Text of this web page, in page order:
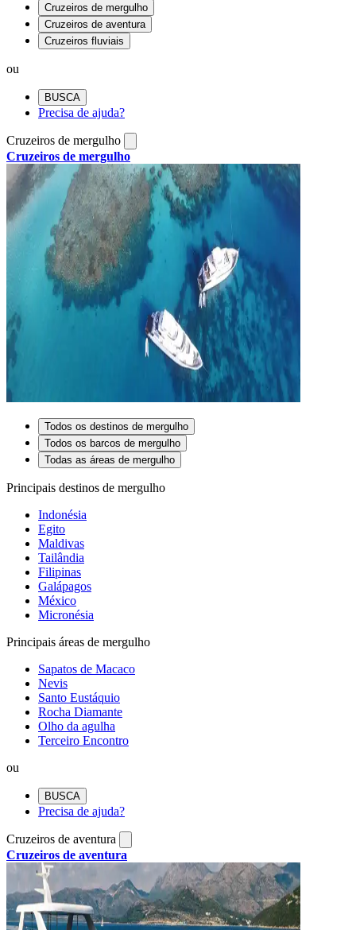
Cruzeiros de mergulho
Cruzeiros de aventura
Cruzeiros fluviais
ou
BUSCA
Precisa de ajuda?
Cruzeiros de mergulho
Cruzeiros de mergulho
Todos os destinos de mergulho
Todos os barcos de mergulho
Todas as áreas de mergulho
Principais destinos de mergulho
Indonésia
Egito
Maldivas
Tailândia
Filipinas
Galápagos
México
Micronésia
Principais áreas de mergulho
Sapatos de Macaco
Nevis
Santo Eustáquio
Rocha Diamante
Olho da agulha
Terceiro Encontro
ou
BUSCA
Precisa de ajuda?
Cruzeiros de aventura
Cruzeiros de aventura